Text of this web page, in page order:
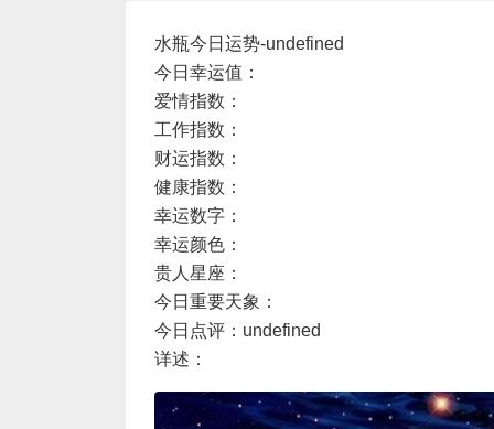
水瓶今日运势-undefined
今日幸运值：
爱情指数：
工作指数：
财运指数：
健康指数：
幸运数字：
幸运颜色：
贵人星座：
今日重要天象：
今日点评：undefined
详述：